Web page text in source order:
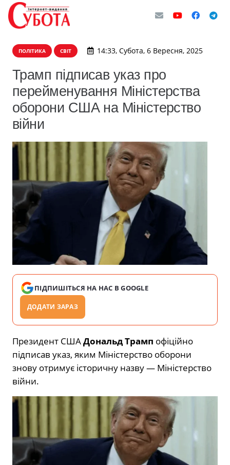
ПОЛІТИКА СВІТ 14:33, Субота, 6 Вересня, 2025
Трамп підписав указ про
перейменування Міністерства
оборони США на Міністерство
війни
ПІДПИШІТЬСЯ НА НАС В GOOGLE
ДОДАТИ ЗАРАЗ
Президент СШАДональд Трамп офіційно
підписав указ, яким Міністерство оборони
знову отримує історичну назву — Міністерство
війни.